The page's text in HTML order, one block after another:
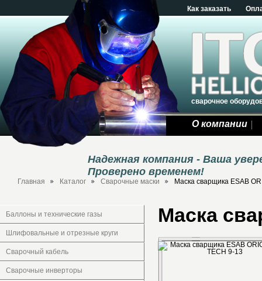
Как заказать
сварочное
О компании
Надежная компания - Ваша
Проверено временем!
Главная Каталог Сварочные маски Маска сварщика ESAB
Баллоны и технические газы
Шлифовальные и отрезные круги
Сварочный кабель
Сварочные инверторы
Маска